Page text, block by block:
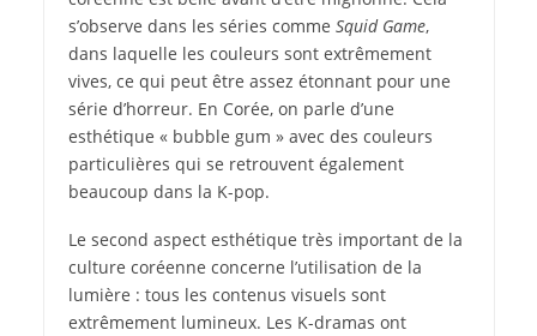
s’observe dans les séries comme Squid Game,
dans laquelle les couleurs sont extrêmement
vives, ce qui peut être assez étonnant pour une
série d’horreur. En Corée, on parle d’une
esthétique « bubble gum » avec des couleurs
particulières qui se retrouvent également
beaucoup dans la K-pop.
Le second aspect esthétique très important de la
culture coréenne concerne l’utilisation de la
lumière : tous les contenus visuels sont
extrêmement lumineux. Les K-dramas ont